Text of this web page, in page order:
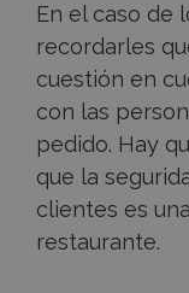
En el caso de
recordarles
cuestión en
con las
pedido. Hay
que la
clientes es
restaurante.